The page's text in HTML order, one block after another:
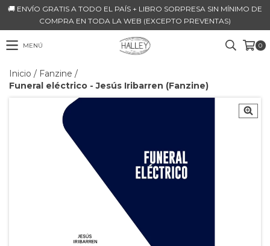
🚚 ENVÍO GRATIS A TODO EL PAÍS + LIBRO SORPRESA SIN MÍNIMO DE
COMPRA EN TODA LA WEB (EXCEPTO PREVENTAS)
MENÚ 0
Inicio / Fanzine /
Funeral eléctrico - Jesús Iribarren (Fanzine)